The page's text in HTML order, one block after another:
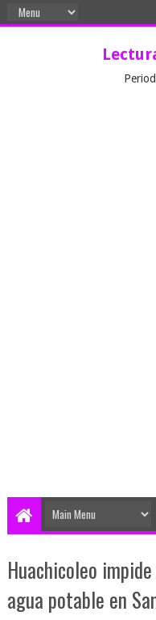
Huachicoleo
agua potable en